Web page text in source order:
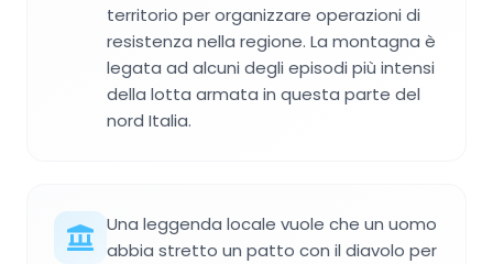
territorio per organizzare operazioni di
resistenza nella regione. La montagna è
legata ad alcuni degli episodi più intensi
della lotta armata in questa parte del
nord Italia.
Una leggenda locale vuole che un uomo
abbia stretto un patto con il diavolo per